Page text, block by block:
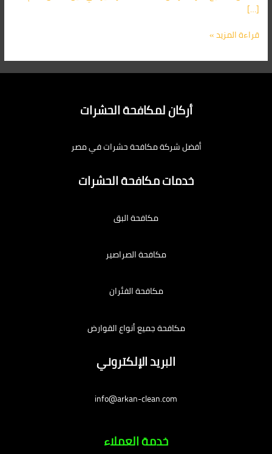
[…]
قراءة المزيد »
أركان لمكافحة الحشرات
أفضل شركة مكافحة حشرات في مصر
خدمات مكافحة الحشرات
مكافحة البق
مكافحة الصراصير
مكافحة الفئران
مكافحة جميع أنواع القوارض
البريد الإلكتروني
info@arkan-clean.com
خدمة العملاء